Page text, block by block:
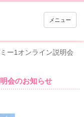
メニュー
ー1オンライン説明会
会のお知らせ